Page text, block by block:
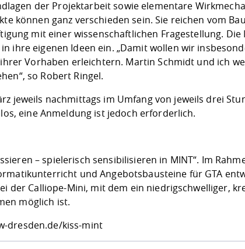
der Projektarbeit sowie elementare
können ganz verschieden sein. Sie reichen vom
mit einer wissenschaftlichen Fragestellung.
ihre eigenen Ideen ein. „Damit wollen wir
Vorhaben erleichtern. Martin Schmidt und ich
so Robert Ringel.
jeweils nachmittags im Umfang von jeweils drei
eine Anmeldung ist jedoch erforderlich.
– spielerisch sensibilisieren in MINT“. Im
und Angebotsbausteine für GTA
der Calliope-Mini, mit dem ein niedrigschwelliger,
möglich ist.
dresden.de/kiss-mint